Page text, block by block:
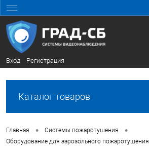
Вход Регистрация
Каталог товаров
Главная • Системы пожаротушения •
Оборудование для аэрозольного пожаротушения